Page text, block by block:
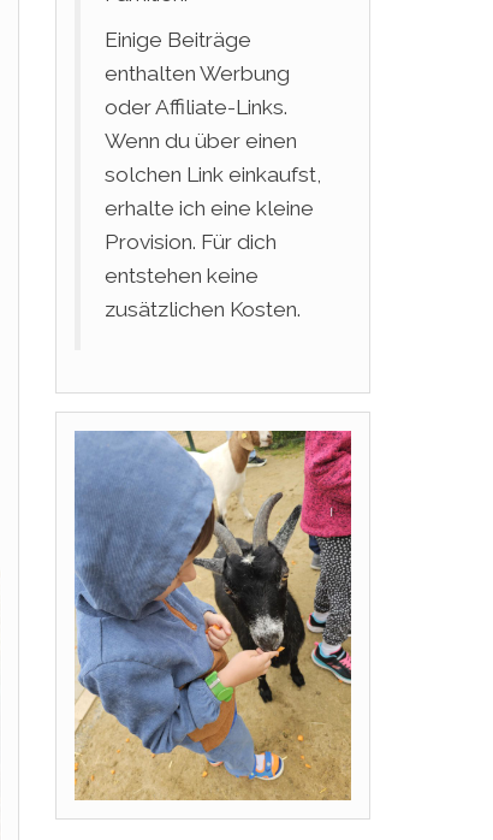
Einige Beiträge
enthalten Werbung
oder Affiliate-Links.
Wenn du über einen
solchen Link einkaufst,
erhalte ich eine kleine
Provision. Für dich
entstehen keine
zusätzlichen Kosten.